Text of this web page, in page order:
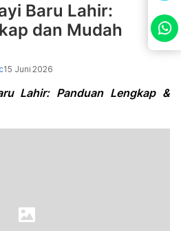
Baru Lahir:
dan Mudah
15 Juni 2026
Lahir: Panduan Lengkap &